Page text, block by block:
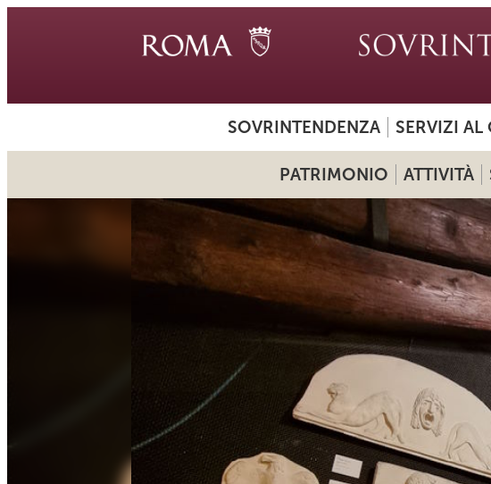
SOVRINTENDENZA SERVIZI AL
PATRIMONIO ATTIVITÀ